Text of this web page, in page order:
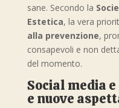
sane. Secondo la
Estetica, la vera
alla prevenzione,
consapevoli e non
del momento.
Social media
e nuove